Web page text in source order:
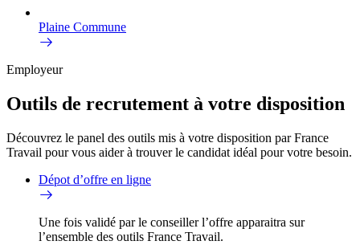
Plaine Commune
Employeur
Outils de recrutement à votre disposition
Découvrez le panel des outils mis à votre disposition par France
Travail pour vous aider à trouver le candidat idéal pour votre besoin.
Dépot d’offre en ligne
Une fois validé par le conseiller l’offre apparaitra sur
l’ensemble des outils France Travail.